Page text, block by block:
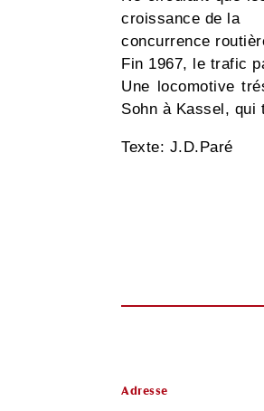
croissance de la
concurrence
Fin 1967, le trafic
Une locomotive
Sohn à Kassel, qui
Texte: J.D.Paré
Adresse